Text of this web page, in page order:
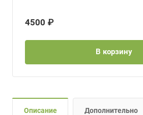
4500 ₽
В корзину
Описание Дополнительно